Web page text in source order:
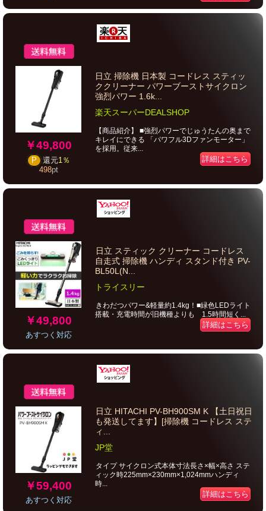
￥49,800
P 還元1％
498pt
日立 掃除機 日本製 コードレス スティッ
ククリーナー パワーブーストサイクロン
強烈パワー 1.6k...
楽天スーパーDEALSHOP
【商品紹介】 ■強烈パワーでじゅうたんの奥まで
キレイにできる 「パワフル3Dファンモーター」
を採用。従来...
詳細はこちら
￥49,800
あすつく対応
日立 スティック クリーナー コードレス
自走式 掃除機 ハンディ スタンド付き PV-
BL50L(N...
トライスリー
きわだつパワー&軽量約1.4kg！■緑色LEDライト
搭載・充電時間が旧機種よりも 1.5時間短く...
詳細はこちら
￥59,400
あすつく対応
日立 HITACHI PV-BH900SM K 【土日祝日
も発送してます】[掃除機 コードレス ステ
ィ...
JP堂
タイプ サイクロン式本体寸法長さ×幅×高さ ステ
ィック時225mm×230mm×1,024mmハンディ
時...
詳細はこちら